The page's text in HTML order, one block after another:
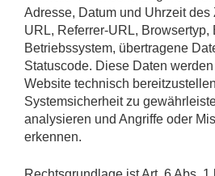
Adresse, Datum und Uhrzeit des
URL, Referrer-URL, Browsertyp,
Betriebssystem, übertragene
Statuscode. Diese Daten
Website technisch
Systemsicherheit zu
analysieren und Angriffe oder
erkennen.